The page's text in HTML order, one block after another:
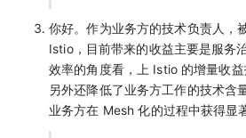
你好。作为业务方的技术负责人，
Istio，目前带来的收益主要是服务
效率的角度看，上 Istio 的增量收益
另外还降低了业务方工作的技术含
业务方在 Mesh 化的过程中获得显